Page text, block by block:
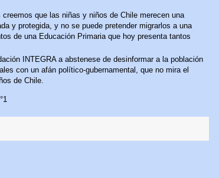
que las niñas y niños de Chile merecen una
y protegida, y no se puede pretender migrarlos a una
de una Educación Primaria que hoy presenta tantos
INTEGRA a abstenese de desinformar a la población
con un afán político-gubernamental, que no mira el
de Chile.